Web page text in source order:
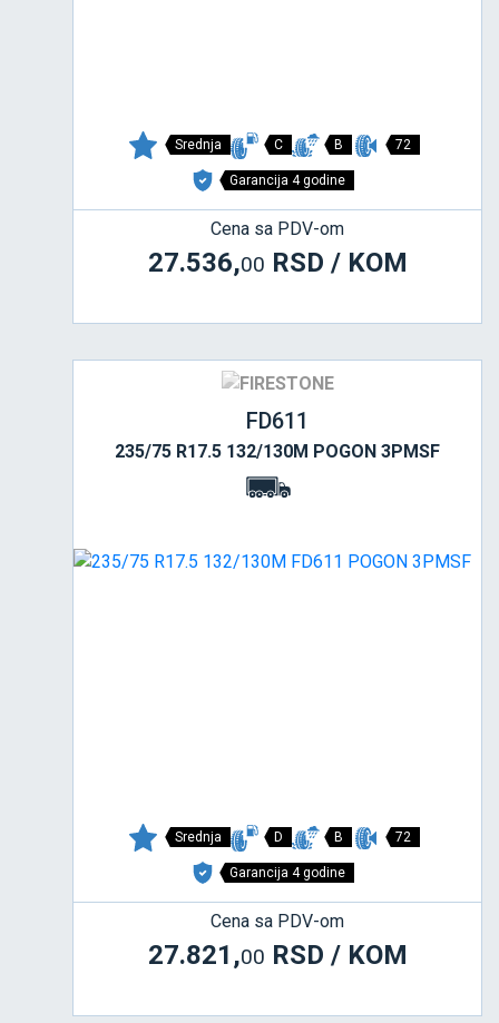
Srednja C B 72
Garancija 4 godine
Cena sa PDV-om
27.536,00 RSD / KOM
FD611
235/75 R17.5 132/130M POGON 3PMSF
Srednja D B 72
Garancija 4 godine
Cena sa PDV-om
27.821,00 RSD / KOM